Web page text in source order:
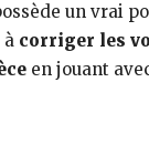
un vrai
à corriger les
en jouant